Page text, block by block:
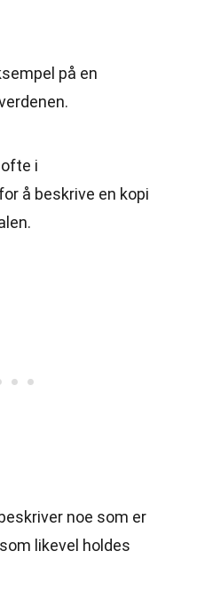
på en
i
å beskrive en kopi
noe som er
likevel holdes